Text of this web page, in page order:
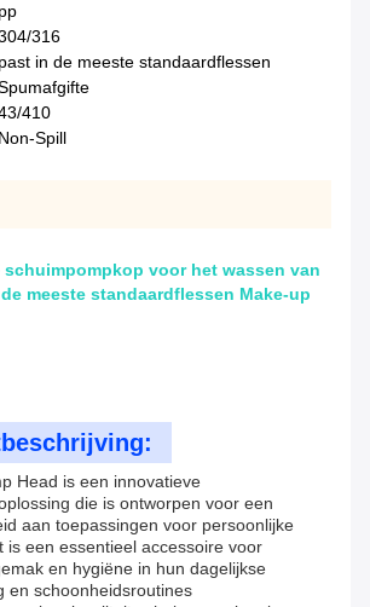
pp
316
past in de meeste standaardflessen
410
Non-Spill
voor het wassen van
meeste standaardflessen Make-up
Head is een innovatieve
die is ontworpen voor een
aan toepassingen voor persoonlijke
is een essentieel accessoire voor
en hygiëne in hun dagelijkse
en schoonheidsroutines